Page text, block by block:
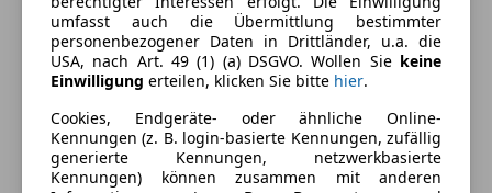
Berganfahrassistent
Einparkhilfe
Einparkhilfe Sensoren hinten
Einparkhilfe Sensoren vorne
Elektrische Fensterheber
Elektrische Seitenspiegel
Farbe und Innenausstattung
Außenfarbe
Blau
Farbe laut Hersteller
Fjord-blau
Farbe der
Grau
umfasst auch die Übermittlung bestimmter
personenbezogener Daten in Drittländer, u.a. die
USA, nach Art. 49 (1) (a) DSGVO. Wollen Sie keine
Einwilligung erteilen, klicken Sie bitte hier.
Cookies, Endgeräte- oder ähnliche Online-
Kennungen (z. B. login-basierte Kennungen, zufällig
generierte Kennungen, netzwerkbasierte
Kennungen) können zusammen mit anderen